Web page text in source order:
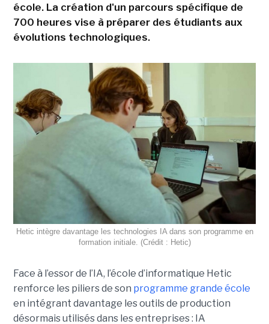
école. La création d'un parcours spécifique de
700 heures vise à préparer des étudiants aux
évolutions technologiques.
Hetic intègre davantage les technologies IA dans son programme en
formation initiale. (Crédit : Hetic)
Face à l’essor de l’IA, l’école d’informatique Hetic
renforce les piliers de son programme grande école
en intégrant davantage les outils de production
désormais utilisés dans les entreprises : IA